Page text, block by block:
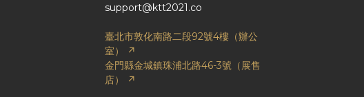
support@ktt2021.co
臺北市敦化南路二段92號4樓（辦公
室） ↗
金門縣金城鎮珠浦北路46-3號（展售
店） ↗